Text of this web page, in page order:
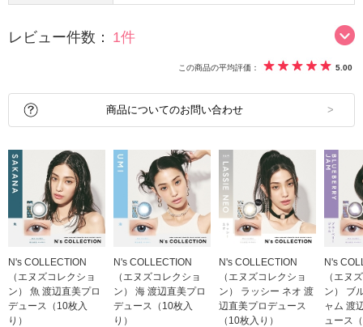
レビュー件数： 1件
この商品の平均評価： 5.00
商品についてのお問い合わせ
N's COLLECTION
（エヌズコレクショ
ン） 魚 渡辺直美プロ
デュース（10枚入
り）
N's COLLECTION
（エヌズコレクショ
ン） 海 渡辺直美プロ
デュース（10枚入
り）
N's COLLECTION
（エヌズコレクショ
ン） ラッシー ネオ 渡
辺直美プロデュース
（10枚入り）
N's
（エヌ
ン） ブ
ャム 渡
ュース